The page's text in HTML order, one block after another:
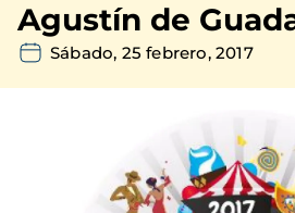
Agustín de
Sábado, 25 febrero, 2017